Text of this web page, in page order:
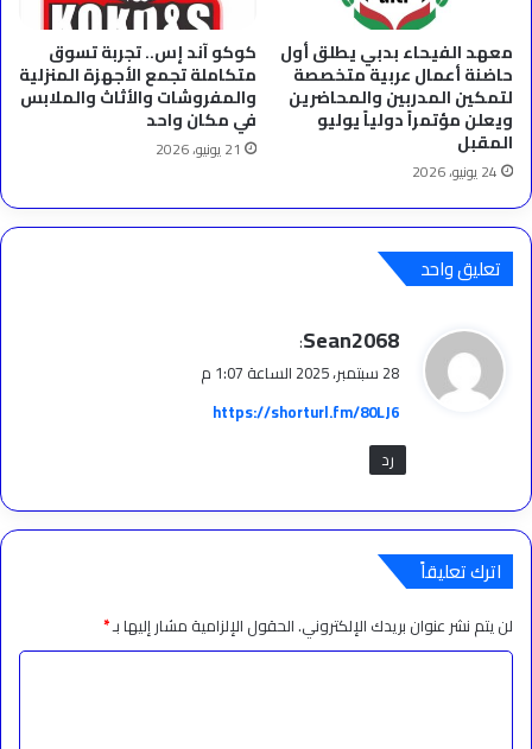
معهد الفيحاء بدبي يطلق أول
حاضنة أعمال عربية متخصصة
لتمكين المدربين والمحاضرين
ويعلن مؤتمراً دولياً يوليو
المقبل
24 يونيو، 2026
كوكو آند إس.. تجربة تسوق
متكاملة تجمع الأجهزة المنزلية
والمفروشات والأثاث والملابس
في مكان واحد
21 يونيو، 2026
تعليق واحد
ي
ق
ل
Sean2068
:
28 سبتمبر، 2025 الساعة 1:07 م
https://shorturl.fm/80LJ6
رد
اترك تعليقاً
لن يتم نشر عنوان بريدك الإلكتروني.الحقول الإلزامية مشار إليها بـ*